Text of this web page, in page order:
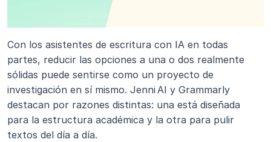
Con los asistentes de escritura con IA en todas
partes, reducir las opciones a una o dos realmente
sólidas puede sentirse como un proyecto de
investigación en sí mismo. Jenni AI y Grammarly
destacan por razones distintas: una está diseñada
para la estructura académica y la otra para pulir
textos del día a día.